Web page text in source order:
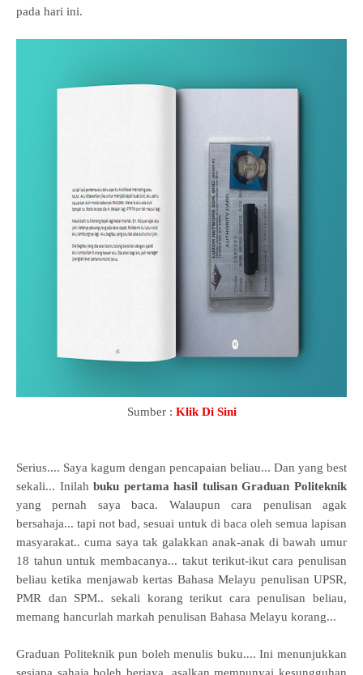
pada hari ini.
Sumber : Klik Di Sini
Serius.... Saya kagum dengan pencapaian beliau... Dan yang best
sekali... Inilahbuku pertama hasil tulisan Graduan Politeknik
yang pernah saya baca. Walaupun cara penulisan agak
bersahaja... tapi not bad, sesuai untuk di baca oleh semua lapisan
masyarakat.. cuma saya tak galakkan anak-anak di bawah umur
18 tahun untuk membacanya... takut terikut-ikut cara penulisan
beliau ketika menjawab kertas Bahasa Melayu penulisan UPSR,
PMR dan SPM.. sekali korang terikut cara penulisan beliau,
memang hancurlah markah penulisan Bahasa Melayu korang...
Graduan Politeknik pun boleh menulis buku.... Ini menunjukkan